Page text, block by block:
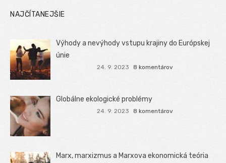
NAJČÍTANEJŠIE
Výhody a nevýhody vstupu krajiny do Európskej
únie
24. 9. 2023 8 komentárov
Globálne ekologické problémy
24. 9. 2023 8 komentárov
Marx, marxizmus a Marxova ekonomická teória